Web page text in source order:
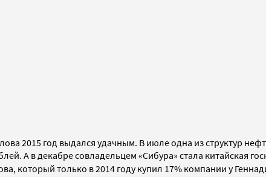
2015 год выдался удачным. В июле одна из структур
. А в декабре совладельцем «Сибура» стала китайская
который только в 2014 году купил 17% компании у